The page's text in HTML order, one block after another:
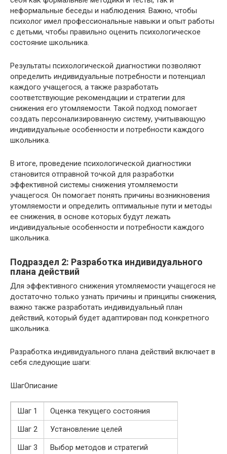
неформальные беседы и наблюдения. Важно, чтобы
психолог имел профессиональные навыки и опыт работы
с детьми, чтобы правильно оценить психологическое
состояние школьника.
Результаты психологической диагностики позволяют
определить индивидуальные потребности и потенциал
каждого учащегося, а также разработать
соответствующие рекомендации и стратегии для
снижения его утомляемости. Такой подход помогает
создать персонализированную систему, учитывающую
индивидуальные особенности и потребности каждого
школьника.
В итоге, проведение психологической диагностики
становится отправной точкой для разработки
эффективной системы снижения утомляемости
учащегося. Он помогает понять причины возникновения
утомляемости и определить оптимальные пути и методы
ее снижения, в основе которых будут лежать
индивидуальные особенности и потребности каждого
школьника.
Подраздел 2: Разработка индивидуального
плана действий
Для эффективного снижения утомляемости учащегося не
достаточно только узнать причины и принципы снижения,
важно также разработать индивидуальный план
действий, который будет адаптирован под конкретного
школьника.
Разработка индивидуального плана действий включает в
себя следующие шаги:
ШагОписание
Шаг 1
Оценка текущего состояния
Шаг 2
Установление целей
Шаг 3
Выбор методов и стратегий